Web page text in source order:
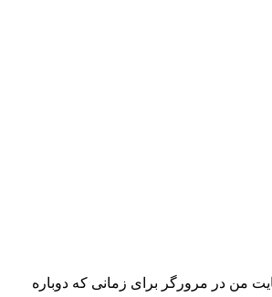
من در مرورگر برای زمانی که دوباره